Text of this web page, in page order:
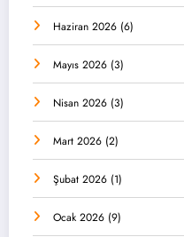
Haziran 2026 (6)
Mayıs 2026 (3)
Nisan 2026 (3)
Mart 2026 (2)
Şubat 2026 (1)
Ocak 2026 (9)